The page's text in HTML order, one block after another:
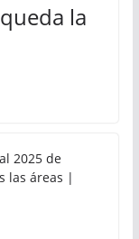
la
2025 de
las áreas |